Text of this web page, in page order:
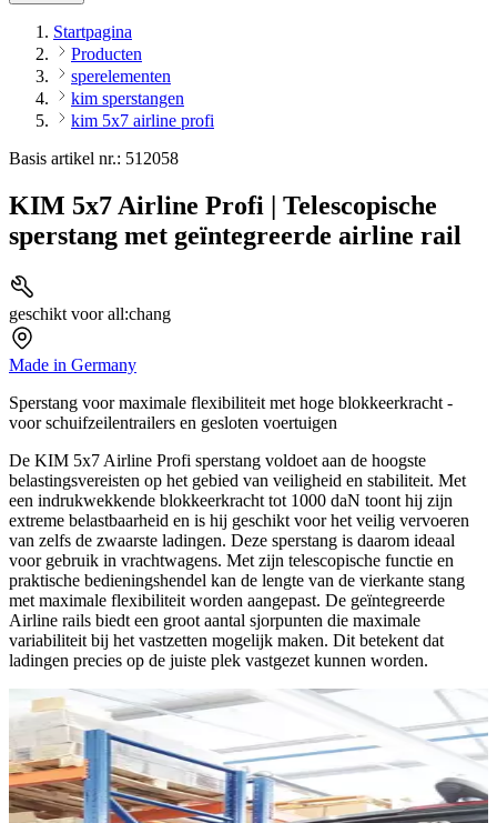
Startpagina
Producten
sperelementen
kim sperstangen
kim 5x7 airline profi
Basis artikel nr.: 512058
KIM 5x7 Airline Profi | Telescopische
sperstang met geïntegreerde airline rail
geschikt voor all:chang
Made in Germany
Sperstang voor maximale flexibiliteit met hoge blokkeerkracht -
voor schuifzeilentrailers en gesloten voertuigen
De KIM 5x7 Airline Profi sperstang voldoet aan de hoogste
belastingsvereisten op het gebied van veiligheid en stabiliteit. Met
een indrukwekkende blokkeerkracht tot 1000 daN toont hij zijn
extreme belastbaarheid en is hij geschikt voor het veilig vervoeren
van zelfs de zwaarste ladingen. Deze sperstang is daarom ideaal
voor gebruik in vrachtwagens. Met zijn telescopische functie en
praktische bedieningshendel kan de lengte van de vierkante stang
met maximale flexibiliteit worden aangepast. De geïntegreerde
Airline rails biedt een groot aantal sjorpunten die maximale
variabiliteit bij het vastzetten mogelijk maken. Dit betekent dat
ladingen precies op de juiste plek vastgezet kunnen worden.